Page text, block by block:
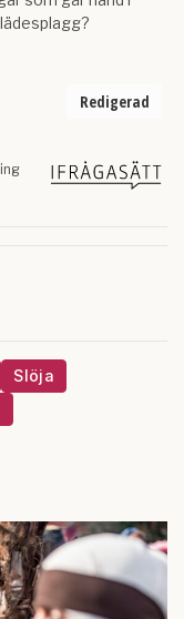
Slöja